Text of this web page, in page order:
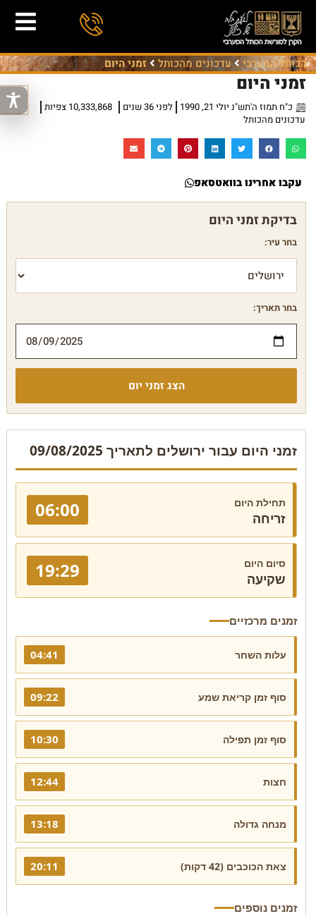
הכותל המערבי עדכונים מהכותל זמני היום
זמני היום
כ"ח תמוז ה'תש"נ יולי 21, 1990 לפני 36 שנים
10,333,868 צפיות
עדכונים מהכותל
עקבו אחרינו בוואטסאפ
בחר עיר:
בחר תאריך:
הצג זמני יום
זמני היום עבור ירושלים לתאריך 09/08/2025
תחילת היום
זריחה 06:00
סיום היום
שקיעה 19:29
זמנים מרכזיים
עלות השחר 04:41
סוף זמן קריאת שמע 09:22
סוף זמן תפילה 10:30
חצות 12:44
מנחה גדולה 13:18
צאת הכוכבים (42 דקות) 20:11
זמנים נוספים